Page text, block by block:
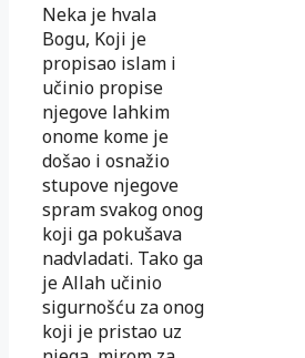
Neka je hvala
Bogu, Koji je
propisao islam i
učinio propise
njegove lahkim
onome kome je
došao i osnažio
stupove njegove
spram svakog onog
koji ga pokušava
nadvladati. Tako ga
je Allah učinio
sigurnošću za onog
koji je pristao uz